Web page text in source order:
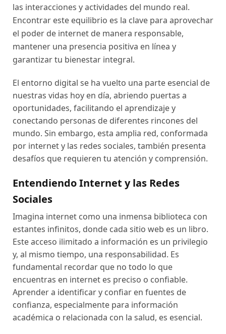
las interacciones y actividades del mundo real.
Encontrar este equilibrio es la clave para aprovechar
el poder de internet de manera responsable,
mantener una presencia positiva en línea y
garantizar tu bienestar integral.
El entorno digital se ha vuelto una parte esencial de
nuestras vidas hoy en día, abriendo puertas a
oportunidades, facilitando el aprendizaje y
conectando personas de diferentes rincones del
mundo. Sin embargo, esta amplia red, conformada
por internet y las redes sociales, también presenta
desafíos que requieren tu atención y comprensión.
Entendiendo Internet y las Redes
Sociales
Imagina internet como una inmensa biblioteca con
estantes infinitos, donde cada sitio web es un libro.
Este acceso ilimitado a información es un privilegio
y, al mismo tiempo, una responsabilidad. Es
fundamental recordar que no todo lo que
encuentras en internet es preciso o confiable.
Aprender a identificar y confiar en fuentes de
confianza, especialmente para información
académica o relacionada con la salud, es esencial.